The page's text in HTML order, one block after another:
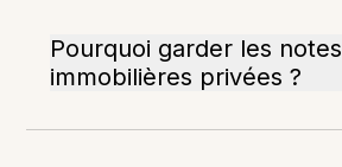
Pourquoi garder les notes
immobilières privées ?